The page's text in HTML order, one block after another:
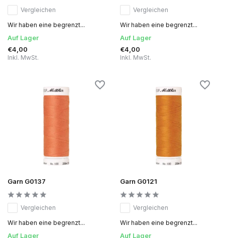
Vergleichen
Wir haben eine begrenzt...
Auf Lager
€4,00
Inkl. MwSt.
Vergleichen
Wir haben eine begrenzt...
Auf Lager
€4,00
Inkl. MwSt.
Garn G0137
Vergleichen
Wir haben eine begrenzt...
Auf Lager
Garn G0121
Vergleichen
Wir haben eine begrenzt...
Auf Lager